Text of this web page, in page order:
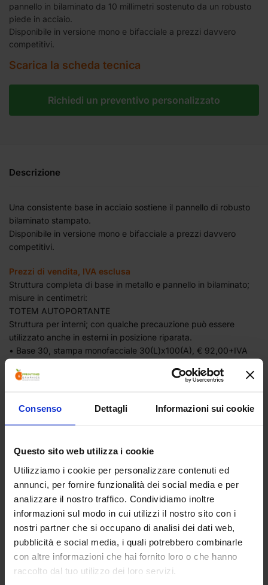
Consenso Dettagli Informazioni sui cookie
Questo sito web utilizza i cookie
Utilizziamo i cookie per personalizzare contenuti ed
annunci, per fornire funzionalità dei social media e per
analizzare il nostro traffico. Condividiamo inoltre
informazioni sul modo in cui utilizzi il nostro sito con i
nostri partner che si occupano di analisi dei dati web,
pubblicità e social media, i quali potrebbero combinarle
con altre informazioni che hai fornito loro o che hanno
raccolto dal tuo utilizzo dei loro servizi.
pannello in bilaminato da 10 millimetri sostenuto da un robusto
piede in acciaio.
Disponibile in versione mono e bifacciale a prezzi davvero
competitivi.
Scarica la scheda tecnica
Richiedi un preventivo personalizzato
Descrizione
Una consistente base in acciaio sostiene il pannello di robusto
bilaminato stampato.
Disponibile in versione mono e bifacciale a prezzi davvero
competitivi.
Prezzi di vendita, IVA esclusa
Struttura completa di base in metallo e pannello in bilaminato;
misure in centimetri:
TOTEM AUTOPORTANTE
Struttura per interni; con qualche precauzione può essere
utilizzato anche in esterni in posizione riparata.
• Base 30, stampa monofacciale 30(L)x100(A), € 92,00+IVA
• Base 80, stampa monofacciale 80(L)x170(A), € 189,00+IVA
228,00+IVA
• Base 30, stampa bifacciale 30(L)x100(A), € 103,00+IVA
• Base 100, stampa bifacciale 100(L)x180(A), € 278,00+IVA
Specifiche Prodotto
• Totem per interni e esterni
Categoria: Totem